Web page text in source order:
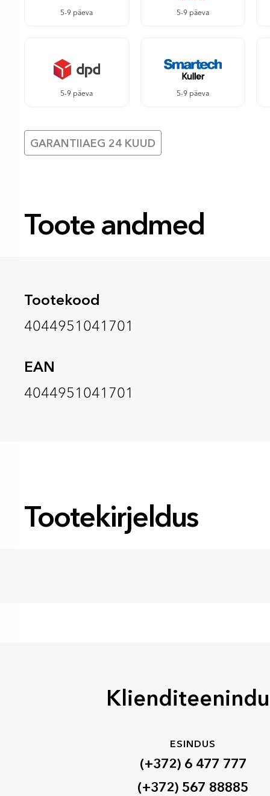
5-9 päeva 5-9 päeva
5-9 päeva 5-9 päeva
GARANTIIAEG 24 KUUD
Toote andmed
Tootekood
4044951041701
EAN
4044951041701
Tootekirjeldus
ESINDUS
(+372) 6 477 777
(+372) 567 88885